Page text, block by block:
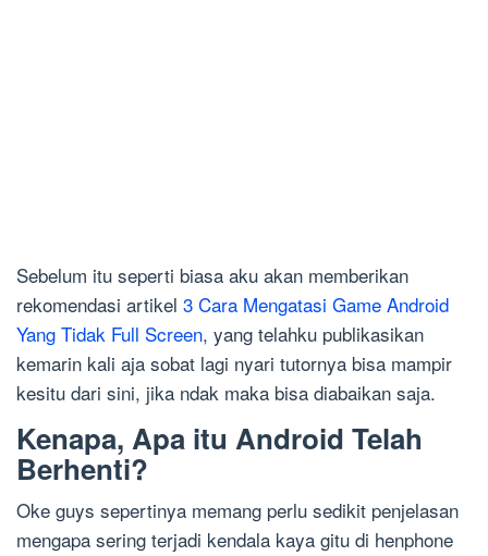
Sebelum itu seperti biasa aku akan memberikan
rekomendasi artikel 3 Cara Mengatasi Game Android
Yang Tidak Full Screen, yang telahku publikasikan
kemarin kali aja sobat lagi nyari tutornya bisa mampir
kesitu dari sini, jika ndak maka bisa diabaikan saja.
Kenapa, Apa itu Android Telah
Berhenti?
Oke guys sepertinya memang perlu sedikit penjelasan
mengapa sering terjadi kendala kaya gitu di henphone